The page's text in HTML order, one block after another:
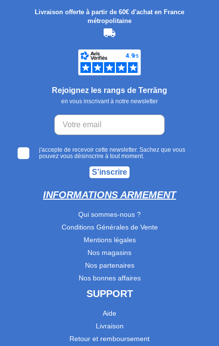
Livraison offerte à partir de 60€ d'achat en France
métropolitaine
Rejoignez les rangs de Terräng
en vous inscrivant à notre newsletter
j'accepte de recevoir cette newsletter. Sachez que vous
pouvez vous désinscrire à tout moment.
S'inscrire
INFORMATIONS ARMEMENT
Qui sommes-nous ?
Conditions Générales de Vente
Mentions légales
Nos magasins
Nos partenaires
Nos bonnes affaires
SUPPORT
Aide
Livraison
Retour et remboursement